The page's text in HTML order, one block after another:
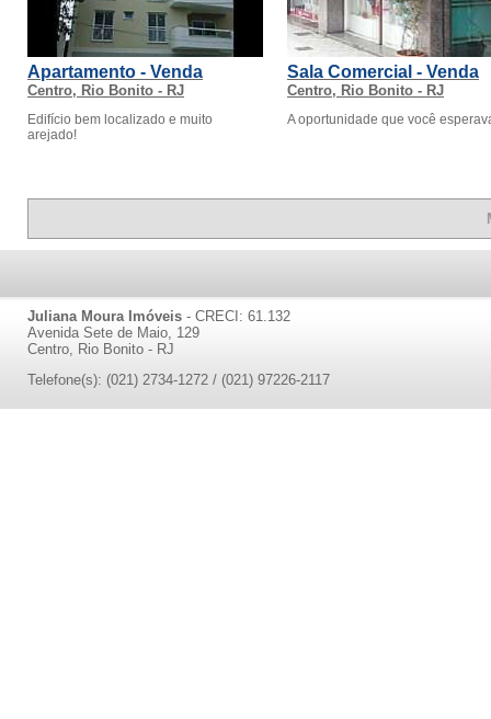
Apartamento - Venda
Centro, Rio Bonito - RJ
Edifício bem localizado e muito
arejado!
Sala Comercial - Venda
Centro, Rio Bonito - RJ
A oportunidade que você
Juliana Moura Imóveis - CRECI: 61.132
Avenida Sete de Maio, 129
Centro, Rio Bonito - RJ
Telefone(s): (021) 2734-1272 / (021) 97226-2117